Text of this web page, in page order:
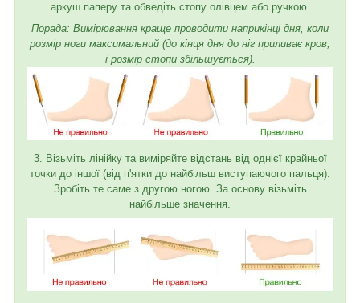
аркуш паперу та обведіть стопу олівцем або ручкою.
Порада: Вимірювання краще проводити наприкінці дня, коли
розмір ноги максимальний (до кінця дня до ніг приливає кров,
і розмір стопи збільшується).
3. Візьміть лінійку та виміряйте відстань від однієї крайньої
точки до іншої (від п'ятки до найбільш виступаючого пальця).
Зробіть те саме з другою ногою. За основу візьміть
найбільше значення.